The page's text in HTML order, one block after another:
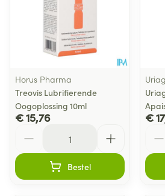
Horus Pharma
Treovis Lubrifierende
Oogoplossing 10ml
€ 15,76
Bestel
€